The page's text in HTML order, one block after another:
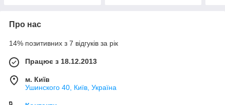
Про нас
14% позитивних з 7 відгуків за рік
Працює з 18.12.2013
м. Київ
Ушинского 40, Київ, Україна